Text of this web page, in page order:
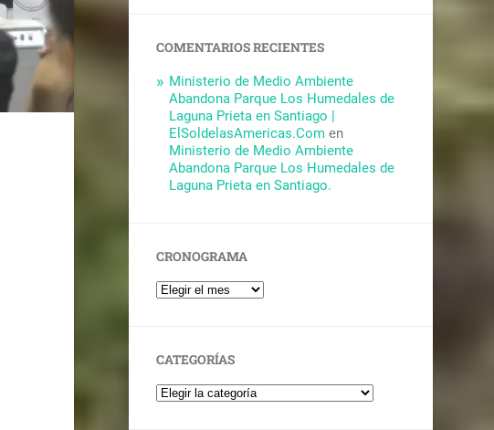
COMENTARIOS RECIENTES
Ministerio de Medio Ambiente
Abandona Parque Los Humedales de
Laguna Prieta en Santiago |
ElSoldelasAmericas.Com en
Ministerio de Medio Ambiente
Abandona Parque Los Humedales de
Laguna Prieta en Santiago.
CRONOGRAMA
CATEGORÍAS